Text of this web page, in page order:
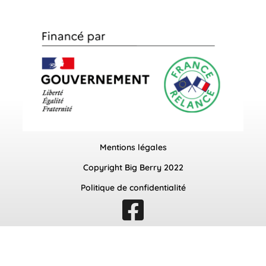
Mentions légales
Copyright Big Berry 2022
Politique de confidentialité